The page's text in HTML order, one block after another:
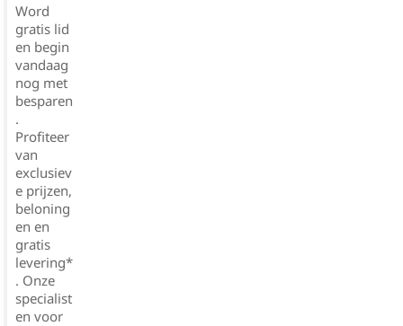
Word
gratis lid
en begin
vandaag
nog met
besparen
.
Profiteer
van
exclusiev
e prijzen,
beloning
en en
gratis
levering*
. Onze
specialist
en voor